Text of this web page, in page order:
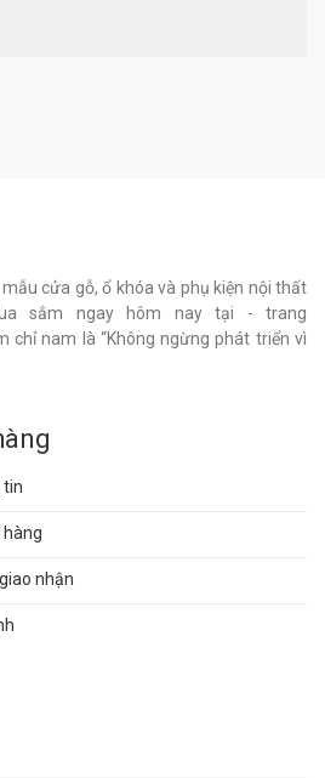
cửa gỗ, ổ khóa và phụ kiện nội thất
sắm ngay hôm nay tại - trang
chỉ nam là “Không ngừng phát triển vì
tin
nhận